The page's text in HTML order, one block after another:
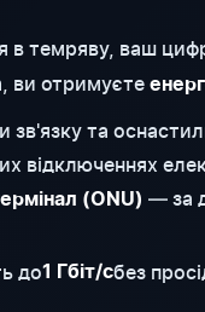
в темряву, ваш
ви отримуєте
зв'язку та
відключеннях
(ONU) — за
до1 Гбіт/сбез